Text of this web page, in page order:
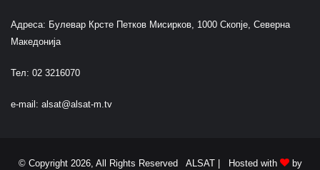
Адреса: Булевар Крсте Петков Мисирков, 1000 Скопје, Северна
Македонија
Тел: 02 3216070
e-mail: alsat@alsat-m.tv
© Copyright 2026, All Rights Reserved ALSAT | Hosted with by